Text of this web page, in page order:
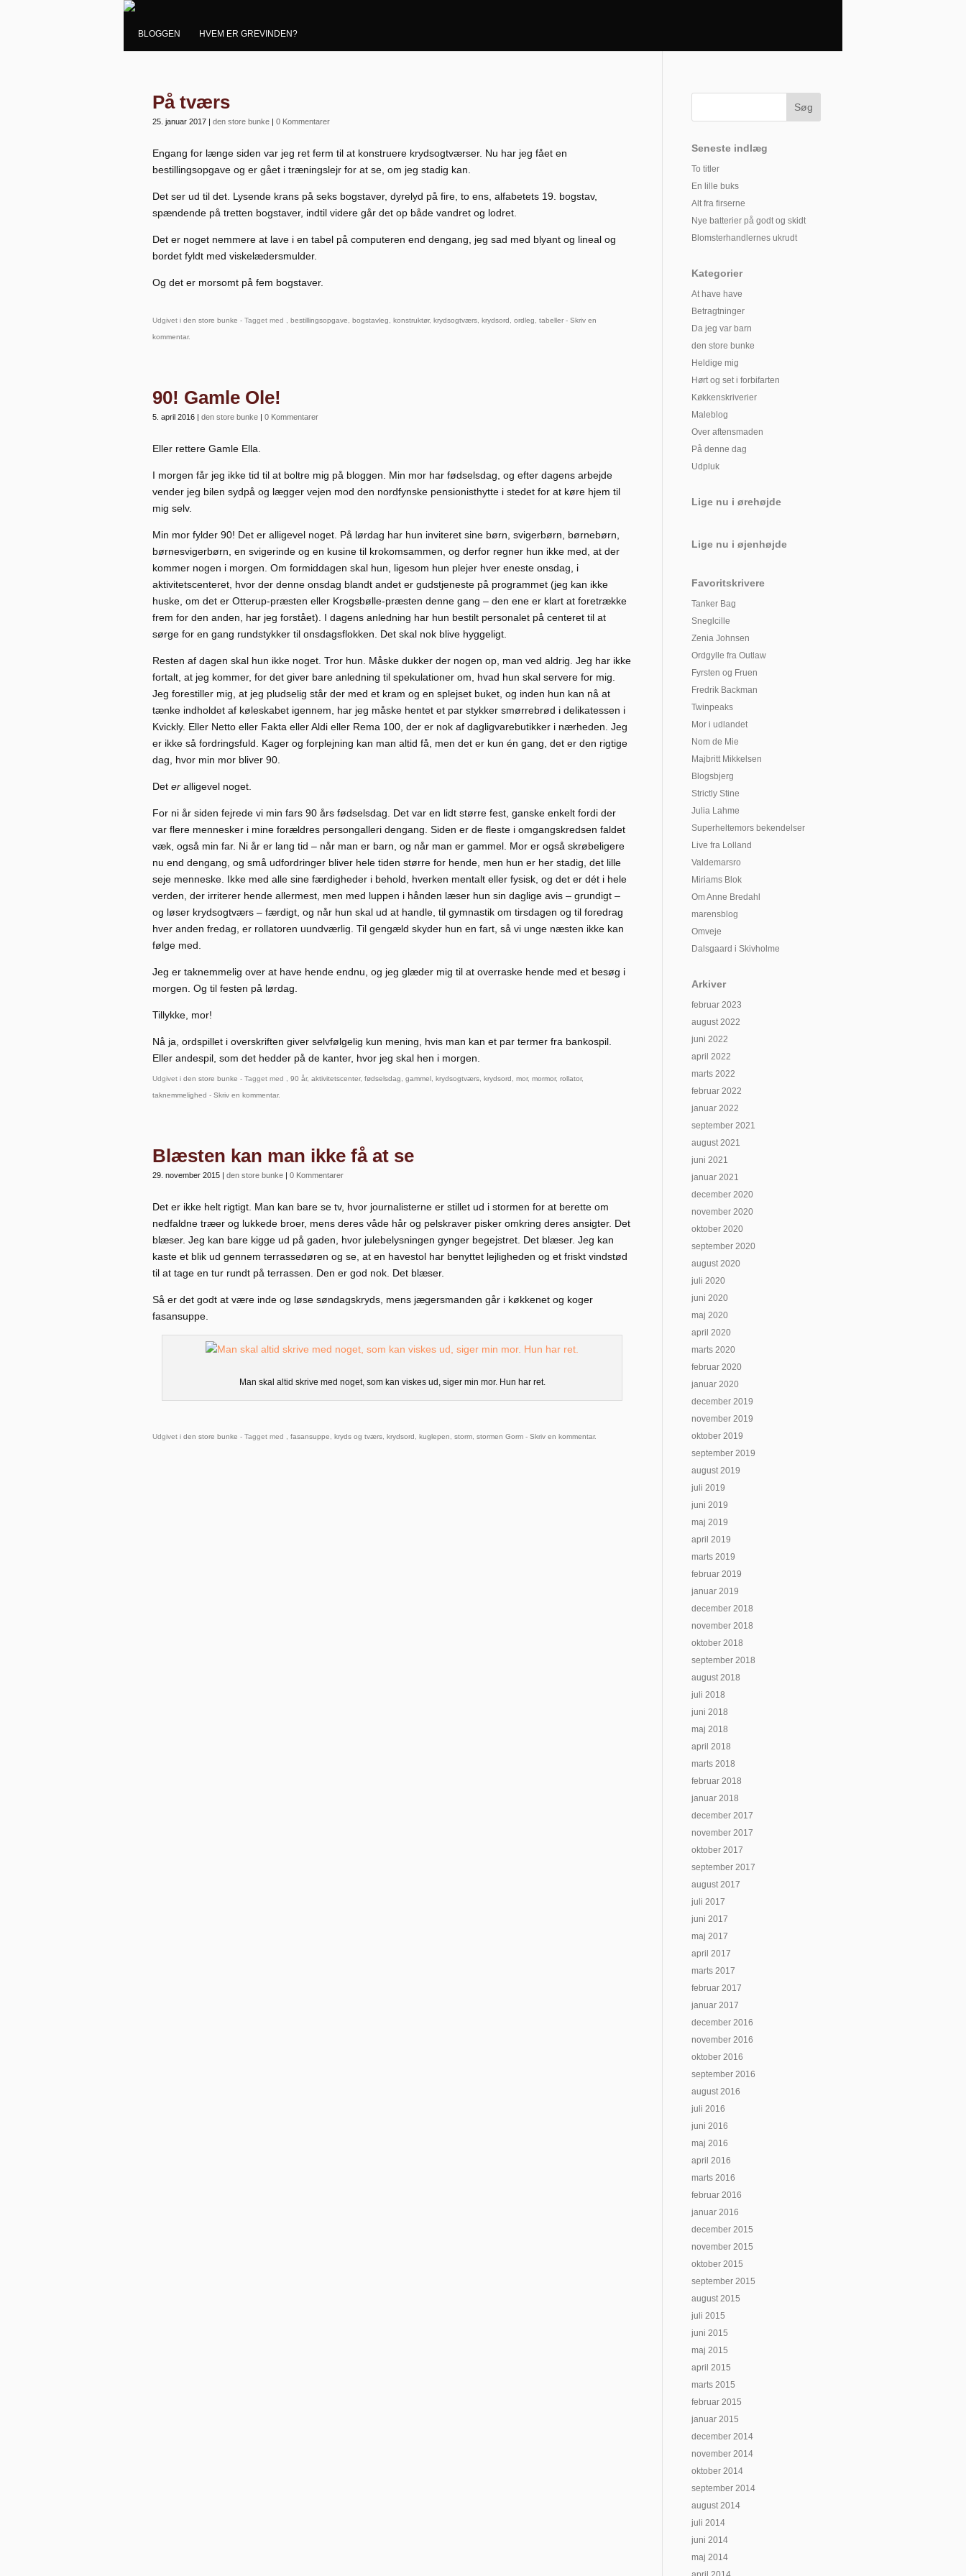
BLOGGEN HVEM ER GREVINDEN?
På tværs
25. januar 2017 | den store bunke | 0 Kommentarer
Engang for længe siden var jeg ret ferm til at konstruere krydsogtværser. Nu har jeg fået en
bestillingsopgave og er gået i træningslejr for at se, om jeg stadig kan.
Det ser ud til det. Lysende krans på seks bogstaver, dyrelyd på fire, to ens, alfabetets 19. bogstav,
spændende på tretten bogstaver, indtil videre går det op både vandret og lodret.
Det er noget nemmere at lave i en tabel på computeren end dengang, jeg sad med blyant og lineal og
bordet fyldt med viskelædersmulder.
Og det er morsomt på fem bogstaver.
Udgivet i den store bunke - Tagget med , bestillingsopgave bogstavleg konstruktør, krydsogtværs krydsord ordleg tabeller - Skriv en
kommentar.
90! Gamle Ole!
5. april 2016 | den store bunke | 0 Kommentarer
Eller rettere Gamle Ella.
I morgen får jeg ikke tid til at boltre mig på bloggen. Min mor har fødselsdag, og efter dagens arbejde
vender jeg bilen sydpå og lægger vejen mod den nordfynske pensionisthytte i stedet for at køre hjem til
mig selv.
Min mor fylder 90! Det er alligevel noget. På lørdag har hun inviteret sine børn, svigerbørn, børnebørn,
børnesvigerbørn, en svigerinde og en kusine til krokomsammen, og derfor regner hun ikke med, at der
kommer nogen i morgen. Om formiddagen skal hun, ligesom hun plejer hver eneste onsdag, i
aktivitetscenteret, hvor der denne onsdag blandt andet er gudstjeneste på programmet (jeg kan ikke
huske, om det er Otterup-præsten eller Krogsbølle-præsten denne gang – den ene er klart at foretrække
frem for den anden, har jeg forstået). I dagens anledning har hun bestilt personalet på centeret til at
sørge for en gang rundstykker til onsdagsflokken. Det skal nok blive hyggeligt.
Resten af dagen skal hun ikke noget. Tror hun. Måske dukker der nogen op, man ved aldrig. Jeg har ikke
fortalt, at jeg kommer, for det giver bare anledning til spekulationer om, hvad hun skal servere for mig.
Jeg forestiller mig, at jeg pludselig står der med et kram og en splejset buket, og inden hun kan nå at
tænke indholdet af køleskabet igennem, har jeg måske hentet et par stykker smørrebrød i delikatessen i
Kvickly. Eller Netto eller Fakta eller Aldi eller Rema 100, der er nok af dagligvarebutikker i nærheden. Jeg
er ikke så fordringsfuld. Kager og forplejning kan man altid få, men det er kun én gang, det er den rigtige
dag, hvor min mor bliver 90.
Det er alligevel noget.
For ni år siden fejrede vi min fars 90 års fødselsdag. Det var en lidt større fest, ganske enkelt fordi der
var flere mennesker i mine forældres persongalleri dengang. Siden er de fleste i omgangskredsen faldet
væk, også min far. Ni år er lang tid – når man er barn, og når man er gammel. Mor er også skrøbeligere
nu end dengang, og små udfordringer bliver hele tiden større for hende, men hun er her stadig, det lille
seje menneske. Ikke med alle sine færdigheder i behold, hverken mentalt eller fysisk, og det er dét i hele
verden, der irriterer hende allermest, men med luppen i hånden læser hun sin daglige avis – grundigt –
og løser krydsogtværs – færdigt, og når hun skal ud at handle, til gymnastik om tirsdagen og til foredrag
hver anden fredag, er rollatoren uundværlig. Til gengæld skyder hun en fart, så vi unge næsten ikke kan
følge med.
Jeg er taknemmelig over at have hende endnu, og jeg glæder mig til at overraske hende med et besøg i
morgen. Og til festen på lørdag.
Tillykke, mor!
Nå ja, ordspillet i overskriften giver selvfølgelig kun mening, hvis man kan et par termer fra bankospil.
Eller andespil, som det hedder på de kanter, hvor jeg skal hen i morgen.
Udgivet i den store bunke - Tagget med , 90 år, aktivitetscenter, fødselsdag gammel krydsogtværs krydsord mor, mormor, rollator,
taknemmelighed - Skriv en kommentar.
Blæsten kan man ikke få at se
29. november 2015 | den store bunke | 0 Kommentarer
Det er ikke helt rigtigt. Man kan bare se tv, hvor journalisterne er stillet ud i stormen for at berette om
nedfaldne træer og lukkede broer, mens deres våde hår og pelskraver pisker omkring deres ansigter. Det
blæser. Jeg kan bare kigge ud på gaden, hvor julebelysningen gynger begejstret. Det blæser. Jeg kan
kaste et blik ud gennem terrassedøren og se, at en havestol har benyttet lejligheden og et friskt vindstød
til at tage en tur rundt på terrassen. Den er god nok. Det blæser.
Så er det godt at være inde og løse søndagskryds, mens jægersmanden går i køkkenet og koger
fasansuppe.
Man skal altid skrive med noget, som kan viskes ud, siger min mor. Hun har ret.
Udgivet i den store bunke - Tagget med , fasansuppe kryds og tværs krydsord kuglepen storm stormen Gorm - Skriv en kommentar.
Seneste indlæg
To titler
En lille buks
Alt fra firserne
Nye batterier på godt og skidt
Blomsterhandlernes ukrudt
Kategorier
At have have
Betragtninger
Da jeg var barn
den store bunke
Heldige mig
Hørt og set i forbifarten
Køkkenskriverier
Maleblog
Over aftensmaden
På denne dag
Udpluk
Lige nu i ørehøjde
Lige nu i øjenhøjde
Favoritskrivere
Tanker Bag
Sneglcille
Zenia Johnsen
Ordgylle fra Outlaw
Fyrsten og Fruen
Fredrik Backman
Twinpeaks
Mor i udlandet
Nom de Mie
Majbritt Mikkelsen
Blogsbjerg
Strictly Stine
Julia Lahme
Superheltemors bekendelser
Live fra Lolland
Valdemarsro
Miriams Blok
Om Anne Bredahl
marensblog
Omveje
Dalsgaard i Skivholme
Arkiver
februar 2023
august 2022
juni 2022
april 2022
marts 2022
februar 2022
januar 2022
september 2021
august 2021
juni 2021
januar 2021
december 2020
november 2020
oktober 2020
september 2020
august 2020
juli 2020
juni 2020
maj 2020
april 2020
marts 2020
februar 2020
januar 2020
december 2019
november 2019
oktober 2019
september 2019
august 2019
juli 2019
juni 2019
maj 2019
april 2019
marts 2019
februar 2019
januar 2019
december 2018
november 2018
oktober 2018
september 2018
august 2018
juli 2018
juni 2018
maj 2018
april 2018
marts 2018
februar 2018
januar 2018
december 2017
november 2017
oktober 2017
september 2017
august 2017
juli 2017
juni 2017
maj 2017
april 2017
marts 2017
februar 2017
januar 2017
december 2016
november 2016
oktober 2016
september 2016
august 2016
juli 2016
juni 2016
maj 2016
april 2016
marts 2016
februar 2016
januar 2016
december 2015
november 2015
oktober 2015
september 2015
august 2015
juli 2015
juni 2015
maj 2015
april 2015
marts 2015
februar 2015
januar 2015
december 2014
november 2014
oktober 2014
september 2014
august 2014
juli 2014
juni 2014
maj 2014